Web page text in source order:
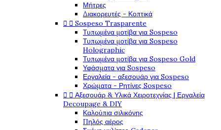
Μήτρες
Διακορευτές - Κοπτικά
  Sospeso Trasparente
Τυπωμένα μοτίβα για Sospeso
Τυπωμένα μοτίβα για Sospeso
Holographic
Τυπωμένα μοτίβα για Sospeso Gold
Υφάσματα για Sospeso
Εργαλεία - αξεσουάρ για Sospeso
Χρώματα - Ρητίνες Sospeso
  Αξεσουάρ & Υλικά Χειροτεχνίας | Εργαλεία
Decoupage & DIY
Καλούπια σιλικόνης
Πηλός αέρος